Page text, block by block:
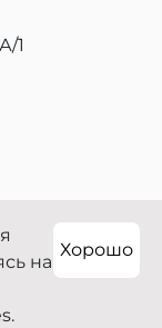
1
на
Хорошо